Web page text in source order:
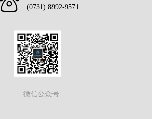
(0731) 8992-9571
微信公众号